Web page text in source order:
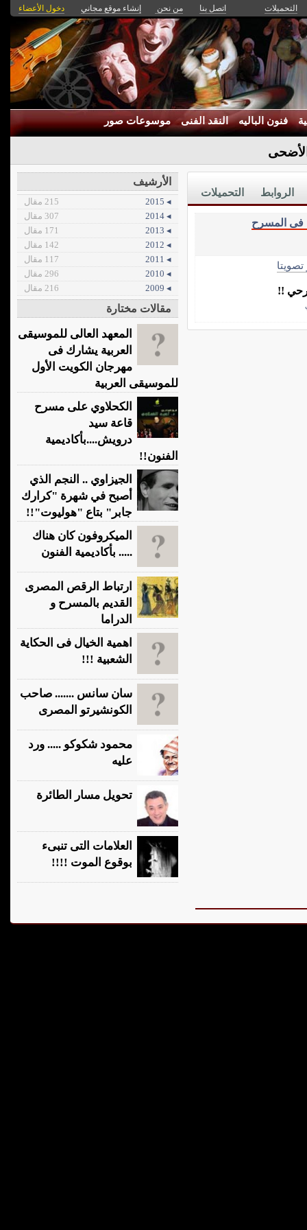
التحميلات اتصل بنا من نحن إنشاء موقع مجاني دخول الأعضاء
فنون الباليه النقد الفنى موسوعات صور
التحميلات الروابط
فى المسرح
تصويتا
!!
الأرشيف
◂ 2015
215 مقال
◂ 2014
307 مقال
◂ 2013
171 مقال
◂ 2012
142 مقال
◂ 2011
117 مقال
◂ 2010
296 مقال
◂ 2009
216 مقال
مقالات مختارة
المعهد العالى للموسيقى
العربية يشارك فى
مهرجان الكويت الأول
للموسيقى العربية
الكحلاوي على مسرح
قاعة سيد
درويش....بأكاديمية
الفنون!!
الجيزاوي .. النجم الذي
أصبح في شهرة "كرارك
جابر" بتاع "هوليوت"!!
الميكروفون كان هناك
..... بأكاديمية الفنون
ارتباط الرقص المصرى
القديم بالمسرح و
الدراما
اهمية الخيال فى الحكاية
الشعبية !!!
سان سانس ....... صاحب
الكونشيرتو المصرى
محمود شكوكو ..... ورد
عليه
تحويل مسار الطائرة
العلامات التى تنبىء
بوقوع الموت !!!!